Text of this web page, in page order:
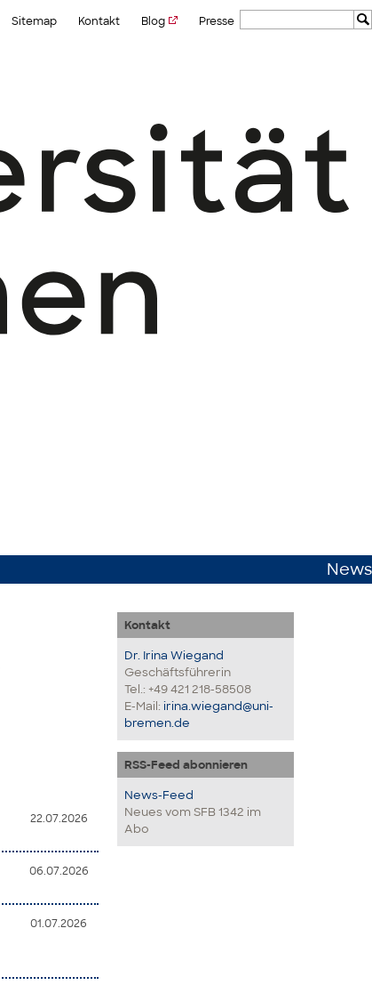
Sitemap Kontakt Blog Presse
News
22.07.2026
06.07.2026
01.07.2026
Kontakt
Dr. Irina Wiegand
Geschäftsführerin
Tel.: +49 421 218-58508
E-Mail: irina.wiegand@uni-
bremen.de
RSS-Feed abonnieren
News-Feed
Neues vom SFB 1342 im
Abo